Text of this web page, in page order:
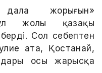
жорығын»
жолы қазақы
Сол себептен
ата, Қостанай,
осы жарысқа